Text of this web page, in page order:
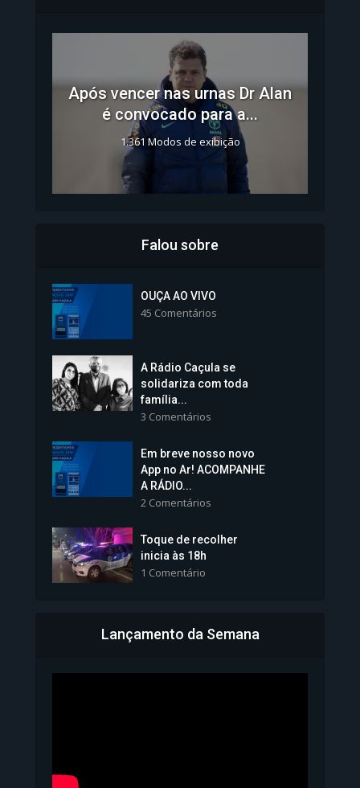
Após vencer nas urnas Dr Alan
é convocado para a...
1.361 Modos de exibição
Colégios da Polícia...
Vice-Prefeita Sheila Lemos
tomará posse nesta...
1.101 Modos de exibição
Bahia inicia emissão da
Falou sobre
OUÇA AO VIVO
45 Comentários
A Rádio Caçula se
solidariza com toda
família...
3 Comentários
Em breve nosso novo
App no Ar! ACOMPANHE
A RÁDIO...
2 Comentários
Toque de recolher
inicia às 18h
1 Comentário
Lançamento da Semana